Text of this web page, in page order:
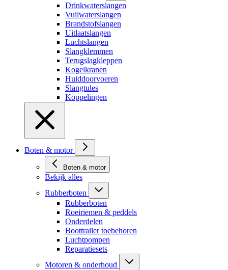
Drinkwaterslangen
Vuilwaterslangen
Brandstofslangen
Uitlaatslangen
Luchtslangen
Slangklemmen
Terugslagkleppen
Kogelkranen
Huiddoorvoeren
Slangtules
Koppelingen
Boten & motor
Boten & motor
Bekijk alles
Rubberboten
Rubberboten
Roeiriemen & peddels
Onderdelen
Boottrailer toebehoren
Luchtpompen
Reparatiesets
Motoren & onderhoud